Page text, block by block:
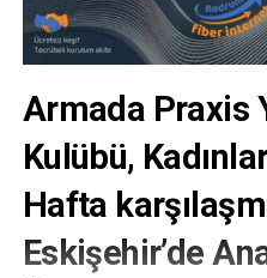
Armada Praxis
Kulübü,
Hafta
Eskişehir’de